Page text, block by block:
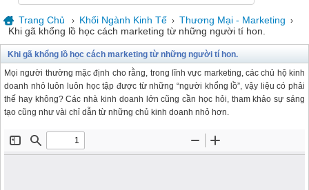
Trang Chủ › Khối Ngành Kinh Tế › Thương Mại - Marketing ›
Khi gã khổng lồ học cách marketing từ những người tí hon.
Khi gã khổng lồ học cách marketing từ những người tí hon.
Mọi người thường mặc định cho rằng, trong lĩnh vực marketing, các chủ hộ kinh
doanh nhỏ luôn luôn học tập được từ những “người khổng lồ”, vậy liệu có phải
thế hay không? Các nhà kinh doanh lớn cũng cần học hỏi, tham khảo sự sáng
tạo cũng như vài chỉ dẫn từ những chủ kinh doanh nhỏ hơn.